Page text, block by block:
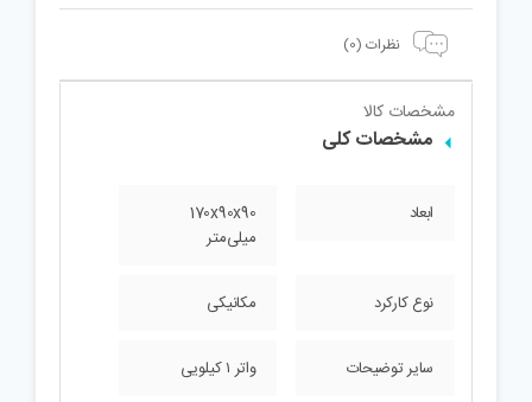
نظرات (0)
مشخصات کالا
مشخصات کلی
ابعاد
170x90x90
میلی‌متر
نوع کارکرد مکانیکی
سایر توضیحات واتر ۱ کیلویی